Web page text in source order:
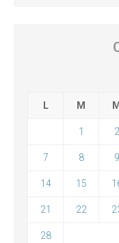
L M M
1 2
7 8 9
14 15
21 22
28